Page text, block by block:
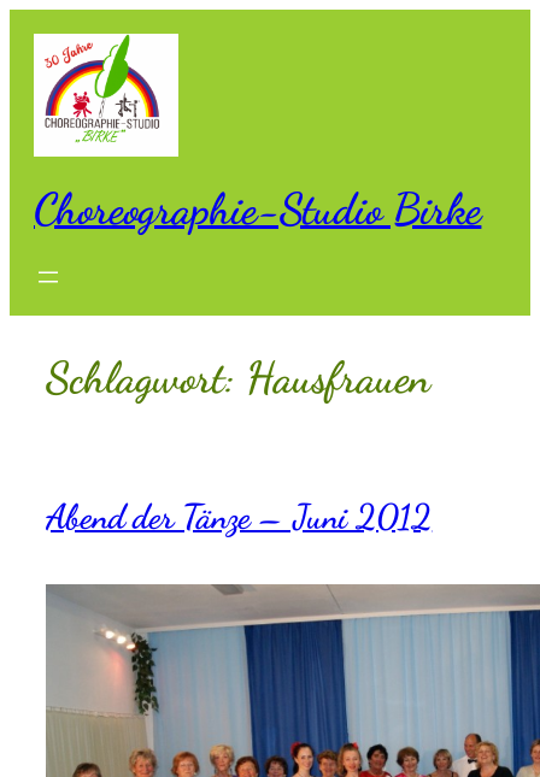
Inhalt
springen
Choreographie-Studio Birke
Schlagwort: Hausfrauen
Abend der Tänze – Juni 2012